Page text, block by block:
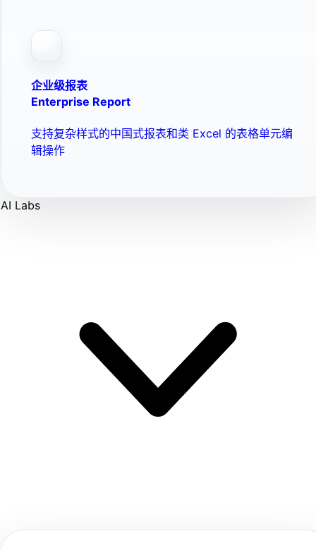
企业级报表
Enterprise Report
支持复杂样式的中国式报表和类 Excel 的表格单元编
辑操作
AI Labs